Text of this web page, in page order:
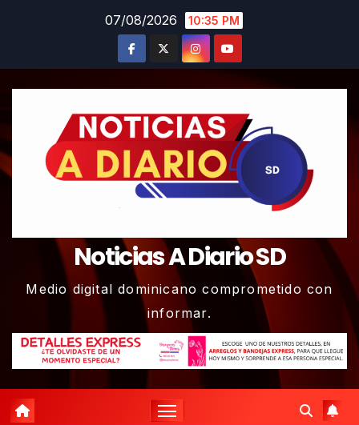
07/08/2026 10:35 PM
Noticias A Diario SD
Medio digital dominicano comprometido con
informar.